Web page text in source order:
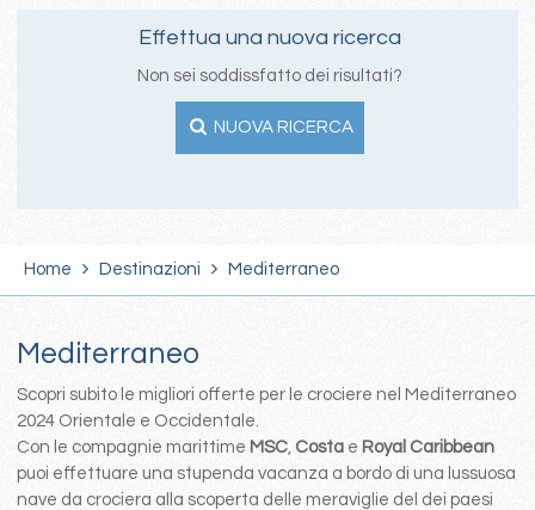
Effettua una nuova ricerca
Non sei soddissfatto dei risultati?
NUOVA RICERCA
Home Destinazioni Mediterraneo
Mediterraneo
Scopri subito le migliori offerte per le crociere nel Mediterraneo
2024 Orientale e Occidentale.
Con le compagnie marittime MSC, Costa e Royal Caribbean
puoi effettuare una stupenda vacanza a bordo di una lussuosa
nave da crociera alla scoperta delle meraviglie del dei paesi